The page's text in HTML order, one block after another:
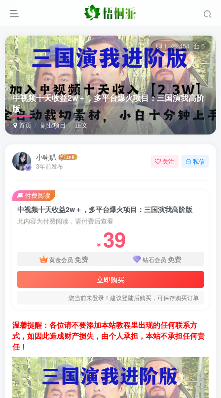
中视频十天收益2w＋，多平台爆火项目：三国演我高阶
版
首页 副业项目 正文
1 454 6
小喇叭
3年前发布
关注 私信
中视频十天收益2w＋，多平台爆火项目：三国演我高阶版
此内容为付费阅读，请付费后查看
￥ 39
黄金会员 免费 钻石会员 免费
立即购买
您当前未登录！建议登陆后购买，可保存购买订单
付费阅读
温馨提醒：各位请不要添加本站教程里出现的任何联系方
式，如因此造成财产损失，由个人承担，本站不承担任何责
任！